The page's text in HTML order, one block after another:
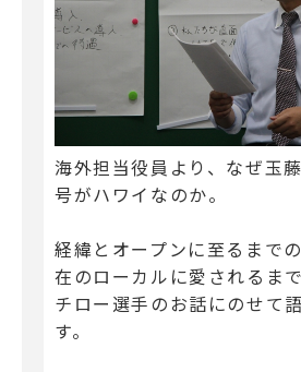
海外担当役員より、なぜ玉
号がハワイなのか。
経緯とオープンに至るまで
在のローカルに愛されるま
チロー選手のお話にのせて
す。